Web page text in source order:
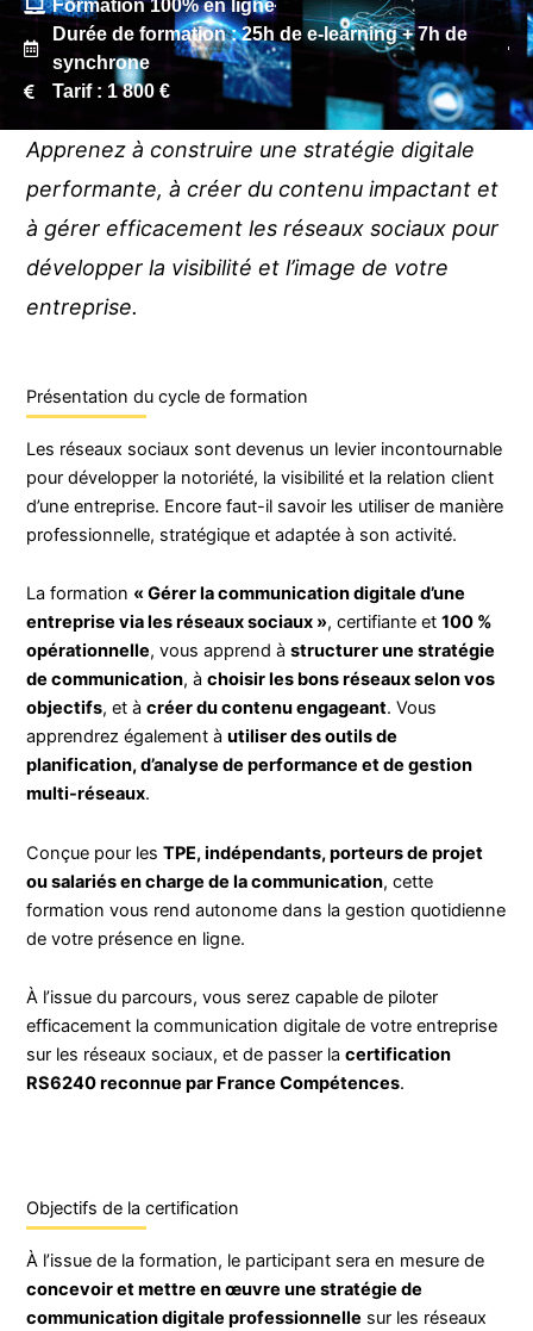
Formation 100% en ligne
Durée de formation : 25h de e-learning + 7h de
synchrone
Tarif : 1 800 €
Apprenez à construire une stratégie digitale
performante, à créer du contenu impactant et
à gérer efficacement les réseaux sociaux pour
développer la visibilité et l’image de votre
entreprise.
Présentation du cycle de formation
Les réseaux sociaux sont devenus un levier incontournable
pour développer la notoriété, la visibilité et la relation client
d’une entreprise. Encore faut-il savoir les utiliser de manière
professionnelle, stratégique et adaptée à son activité.
La formation « Gérer la communication digitale d’une
entreprise via les réseaux sociaux », certifiante et100 %
opérationnelle, vous apprend àstructurer une stratégie
de communication, àchoisir les bons réseaux selon vos
objectifs, et àcréer du contenu engageant. Vous
apprendrez également àutiliser des outils de
planification, d’analyse de performance et de gestion
multi-réseaux.
Conçue pour lesTPE, indépendants, porteurs de projet
ou salariés en charge de la communication, cette
formation vous rend autonome dans la gestion quotidienne
de votre présence en ligne.
À l’issue du parcours, vous serez capable de piloter
efficacement la communication digitale de votre entreprise
sur les réseaux sociaux, et de passer lacertification
RS6240 reconnue par France Compétences.
Objectifs de la certification
À l’issue de la formation, le participant sera en mesure de
concevoir et mettre en œuvre une stratégie de
communication digitale professionnelle sur les réseaux